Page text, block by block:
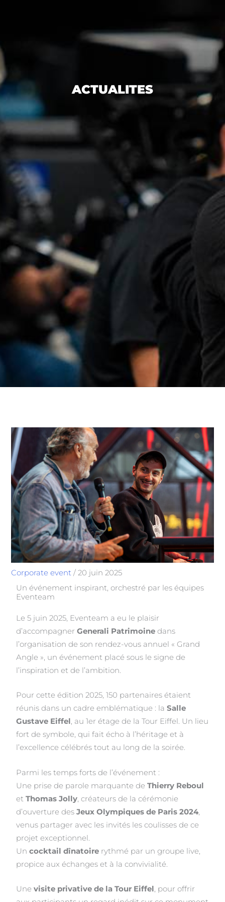
ACTUALITES
Corporate event /20 juin 2025
Un événement inspirant, orchestré par les équipes
Eventeam
Le 5 juin 2025, Eventeam a eu le plaisir
d’accompagnerGenerali Patrimoine dans
l’organisation de son rendez-vous annuel « Grand
Angle », un événement placé sous le signe de
l’inspiration et de l’ambition.
Pour cette édition 2025, 150 partenaires étaient
réunis dans un cadre emblématique : laSalle
Gustave Eiffel , au 1er étage de la Tour Eiffel. Un lieu
fort de symbole, qui fait écho à l’héritage et à
l’excellence célébrés tout au long de la soirée.
Parmi les temps forts de l’événement :
Une prise de parole marquante deThierry Reboul
etThomas Jolly, créateurs de la cérémonie
d’ouverture desJeux Olympiques de Paris 2024,
venus partager avec les invités les coulisses de ce
projet exceptionnel.
Uncocktail dînatoire rythmé par un groupe live,
propice aux échanges et à la convivialité.
Unevisite privative de la Tour Eiffel, pour offrir